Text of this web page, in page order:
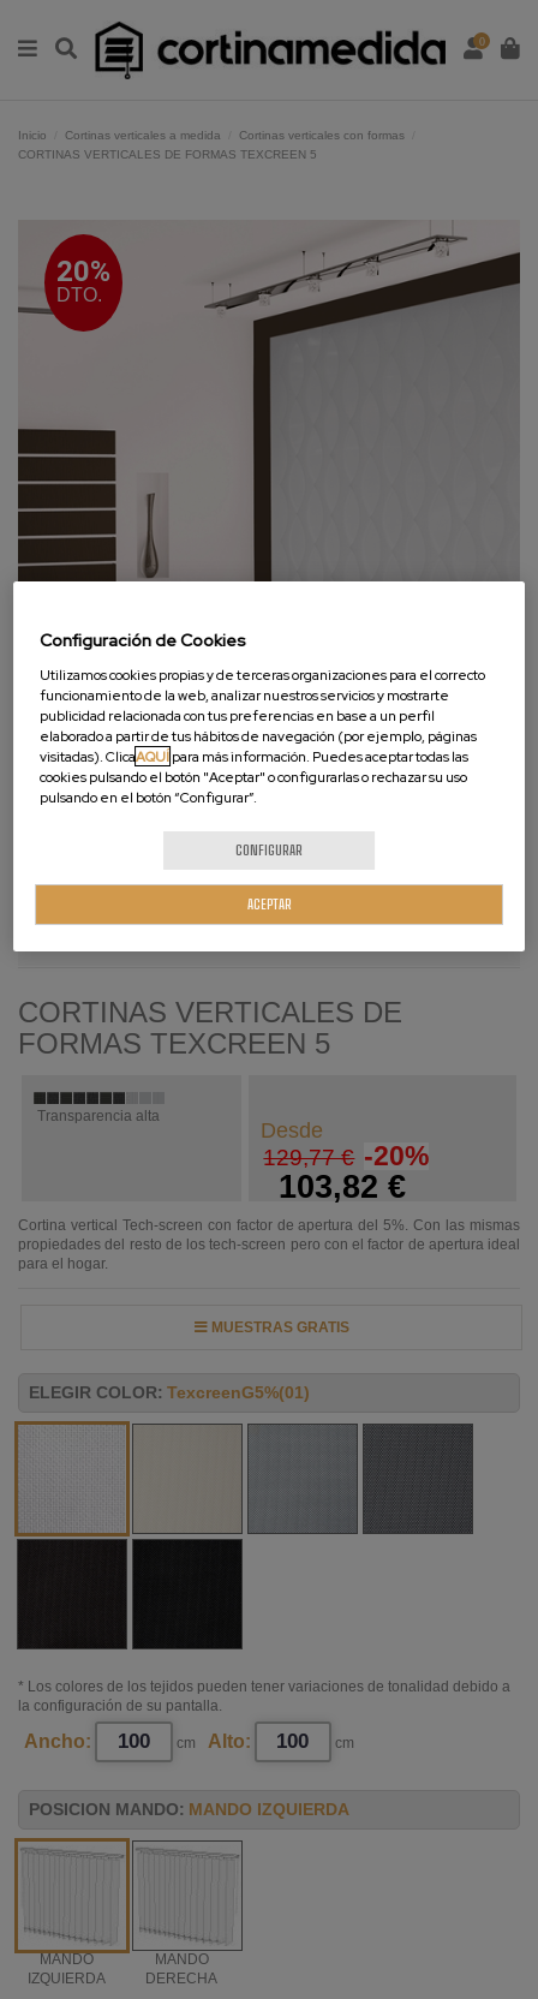
0
Inicio Cortinas verticales a medida
Cortinas verticales con formas
CORTINAS VERTICALES DE FORMAS TEXCREEN 5
20%
DTO.
CÓMO INSTALAR CÓMO MEDIR
CORTINAS VERTICALES DE
FORMAS TEXCREEN 5
Transparencia alta
Desde
129,77 € -20%
103,82 €
Cortina vertical Tech-screen con factor de apertura del 5%. Con las mismas
propiedades del resto de los tech-screen pero con el factor de apertura ideal
para el hogar.
MUESTRAS GRATIS
ELEGIR COLOR: TexcreenG5%(01)
* Los colores de los tejidos pueden tener variaciones de tonalidad debido a
la configuración de su pantalla.
Ancho: cm Alto: cm
POSICION MANDO: MANDO IZQUIERDA
MANDO
IZQUIERDA
MANDO
DERECHA
Configuración de Cookies
Utilizamos cookies propias y de terceras organizaciones para el correcto
funcionamiento de la web, analizar nuestros servicios y mostrarte
publicidad relacionada con tus preferencias en base a un perfil
elaborado a partir de tus hábitos de navegación (por ejemplo, páginas
visitadas). ClicaAQUÍ para más información. Puedes aceptar todas las
cookies pulsando el botón "Aceptar" o configurarlas o rechazar su uso
pulsando en el botón “Configurar”.
CONFIGURAR
ACEPTAR